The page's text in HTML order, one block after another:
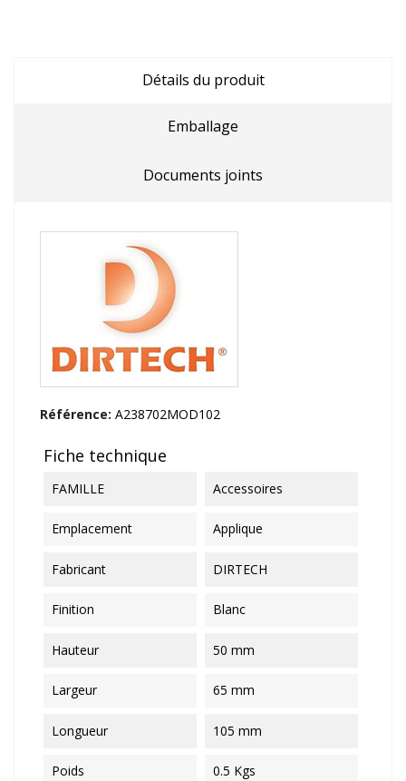
Détails du produit
Emballage
Documents joints
Référence: A238702MOD102
Fiche technique
FAMILLE Accessoires
Emplacement Applique
Fabricant DIRTECH
Finition Blanc
Hauteur 50 mm
Largeur 65 mm
Longueur 105 mm
Poids 0.5 Kgs